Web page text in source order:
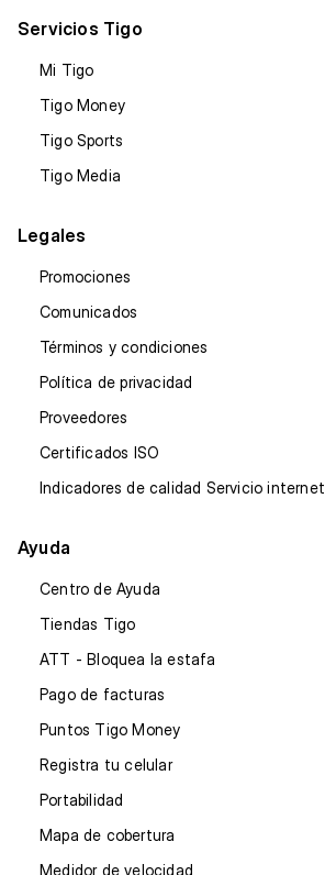
Servicios Tigo
Mi Tigo
Tigo Money
Tigo Sports
Tigo Media
Legales
Promociones
Comunicados
Términos y condiciones
Política de privacidad
Proveedores
Certificados ISO
Indicadores de calidad Servicio internet
Ayuda
Centro de Ayuda
Tiendas Tigo
ATT - Bloquea la estafa
Pago de facturas
Puntos Tigo Money
Registra tu celular
Portabilidad
Mapa de cobertura
Medidor de velocidad